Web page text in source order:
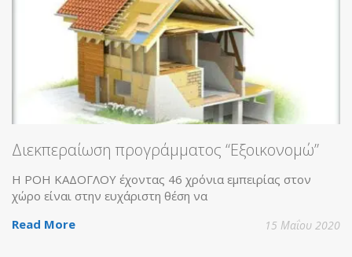
Διεκπεραίωση προγράμματος “Εξοικονομώ”
Η ΡΟΗ ΚΑΔΟΓΛΟΥ έχοντας 46 χρόνια εμπειρίας στον
χώρο είναι στην ευχάριστη θέση να
Read More
15 Μαΐου 2020